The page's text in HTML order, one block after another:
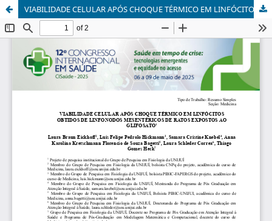
VIABILIDADE CELULAR APÓS CHOQUE TÉRMICO EM LINFÓCITOS OBTIDOS DE LINFONODOS MESENTÉRICOS DE RATOS EXPOSTOS AO GLIFOSATO